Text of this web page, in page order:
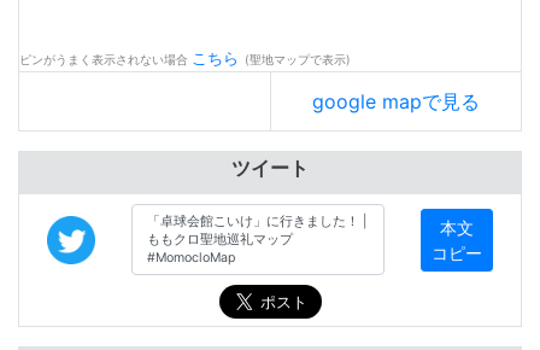
ピンがうまく表示されない場合 こちら (聖地マップで表示)
google mapで見る
ツイート
本文
コピー